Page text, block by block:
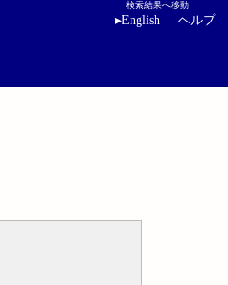
検索結果へ移動
▸English ヘルプ